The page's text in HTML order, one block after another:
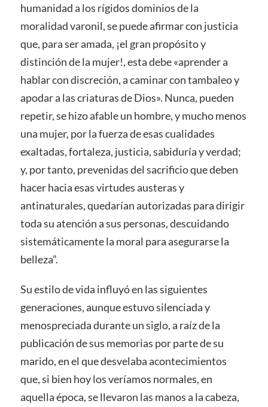
humanidad a los rígidos dominios de la
moralidad varonil, se puede afirmar con justicia
que, para ser amada, ¡el gran propósito y
distinción de la mujer!, esta debe «aprender a
hablar con discreción, a caminar con tambaleo y
apodar a las criaturas de Dios». Nunca, pueden
repetir, se hizo afable un hombre, y mucho menos
una mujer, por la fuerza de esas cualidades
exaltadas, fortaleza, justicia, sabiduría y verdad;
y, por tanto, prevenidas del sacrificio que deben
hacer hacia esas virtudes austeras y
antinaturales, quedarían autorizadas para dirigir
toda su atención a sus personas, descuidando
sistemáticamente la moral para asegurarse la
belleza”.
Su estilo de vida influyó en las siguientes
generaciones, aunque estuvo silenciada y
menospreciada durante un siglo, a raíz de la
publicación de sus memorias por parte de su
marido, en el que desvelaba acontecimientos
que, si bien hoy los veríamos normales, en
aquella época, se llevaron las manos a la cabeza,